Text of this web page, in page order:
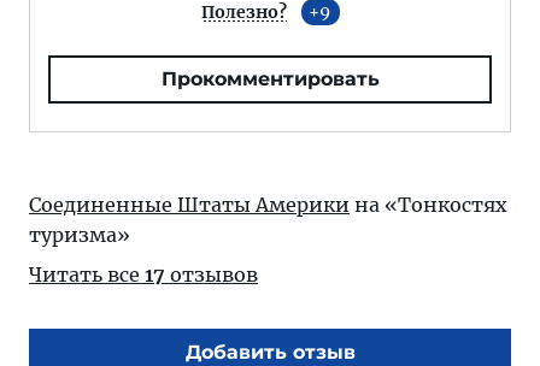
Полезно? 9
Прокомментировать
Соединенные Штаты Америки на «Тонкостях
туризма»
Читать все 17 отзывов
Добавить отзыв